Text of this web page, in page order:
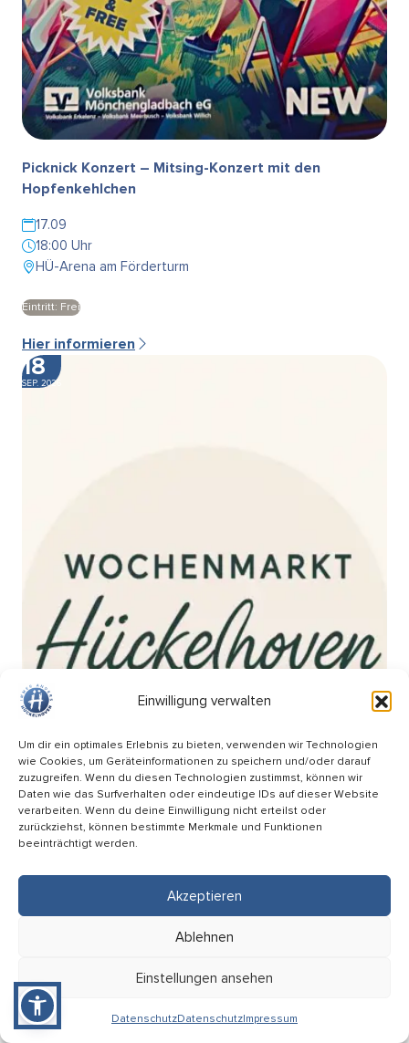
Einwilligung verwalten
Um dir ein optimales Erlebnis zu bieten, verwenden wir Technologien
wie Cookies, um Geräteinformationen zu speichern und/oder darauf
zuzugreifen. Wenn du diesen Technologien zustimmst, können wir
Daten wie das Surfverhalten oder eindeutige IDs auf dieser Website
verarbeiten. Wenn du deine Einwilligung nicht erteilst oder
zurückziehst, können bestimmte Merkmale und Funktionen
beeinträchtigt werden.
Akzeptieren
Ablehnen
Einstellungen ansehen
DatenschutzDatenschutzImpressum
Picknick Konzert – Mitsing-Konzert mit den
Hopfenkehlchen
17.09
18:00 Uhr
HÜ-Arena am Förderturm
Eintritt: Frei
Hier informieren
18
SEP. 2026
Wochenmarkt am Breteuilplatz
08:00 Uhr
Hückelhoven (Breteuilplatz)